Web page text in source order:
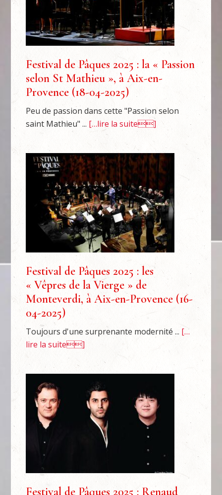
Festival de Pâques 2025 : la « Passion
selon St Mathieu », à Aix-en-
Provence (18-04-2025)
Peu de passion dans cette "Passion selon
saint Mathieu" ... […lire la suite]
Festival de Pâques 2025 : les
« Vêpres de la Vierge » de
Monteverdi, à Aix-en-Provence (16-
04-2025)
Toujours d'une surprenante modernité ... […
lire la suite]
Festival de Pâques 2025 : Renaud